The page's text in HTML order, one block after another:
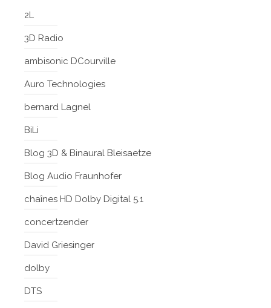
2L
3D Radio
ambisonic DCourville
Auro Technologies
bernard Lagnel
BiLi
Blog 3D & Binaural Bleisaetze
Blog Audio Fraunhofer
chaînes HD Dolby Digital 5.1
concertzender
David Griesinger
dolby
DTS